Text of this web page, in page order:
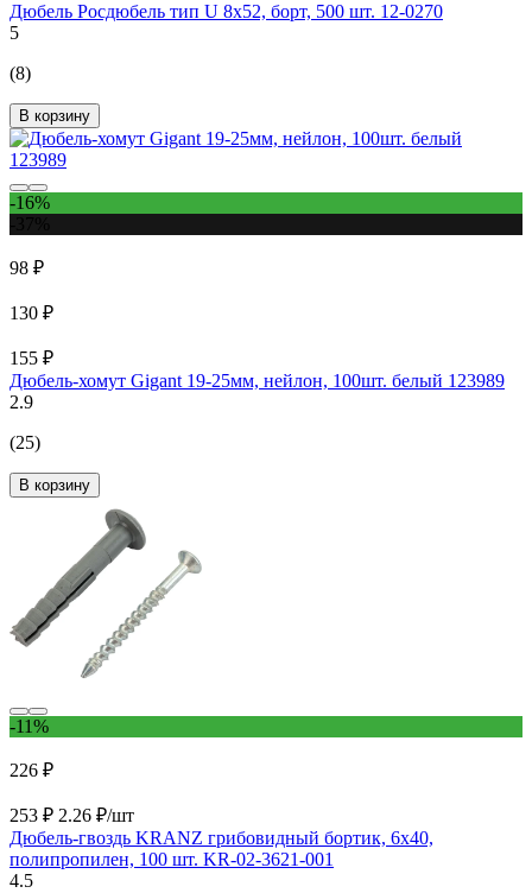
Дюбель Росдюбель тип U 8x52, борт, 500 шт. 12-0270
5
(8)
В корзину
-16%
98 ₽
130 ₽
155 ₽
Дюбель-хомут Gigant 19-25мм, нейлон, 100шт. белый 123989
2.9
(25)
В корзину
-11%
226 ₽
253 ₽ 2.26 ₽/шт
Дюбель-гвоздь KRANZ грибовидный бортик, 6x40,
полипропилен, 100 шт. KR-02-3621-001
4.5